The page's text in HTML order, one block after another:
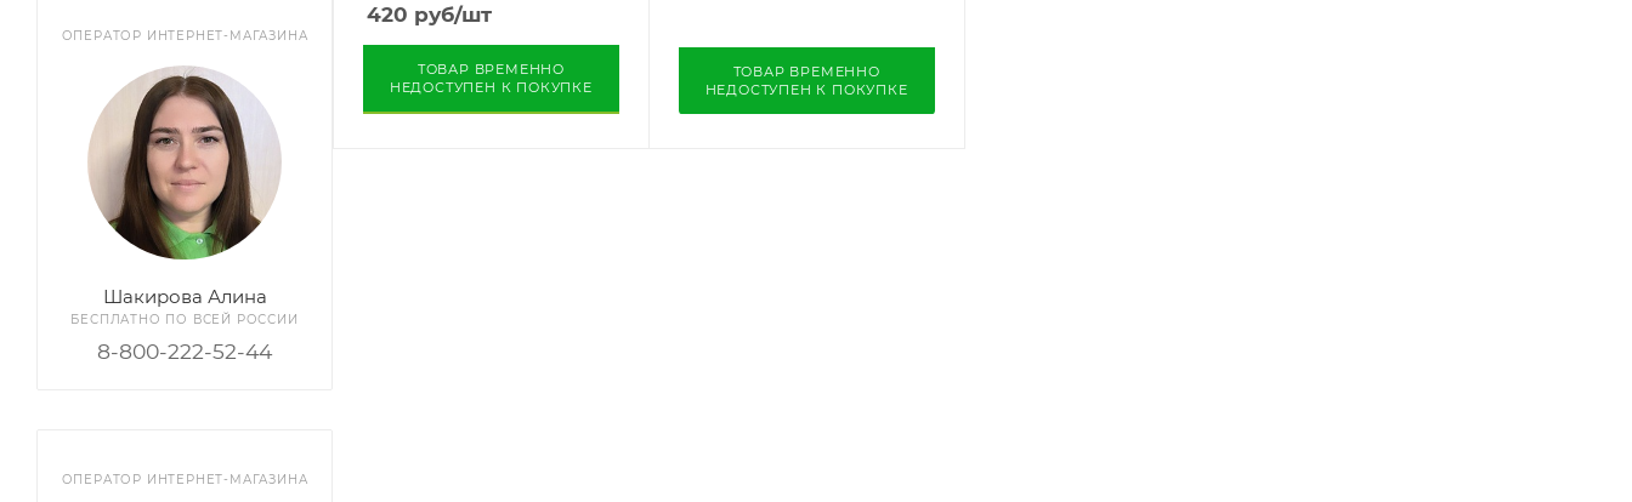
420 руб/шт
ТОВАР ВРЕМЕННО
НЕДОСТУПЕН К ПОКУПКЕ
ТОВАР ВРЕМЕННО
НЕДОСТУПЕН К ПОКУПКЕ
ОПЕРАТОР ИНТЕРНЕТ-МАГАЗИНА
Шакирова Алина
БЕСПЛАТНО ПО ВСЕЙ РОССИИ
8-800-222-52-44
ОПЕРАТОР ИНТЕРНЕТ-МАГАЗИНА